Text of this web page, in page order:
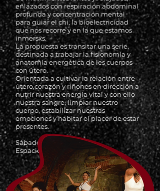
enlazados con respiración abdominal
profunda y concentración mental
para guiar el chi, la bioelectricidad
que nos recorre y en la que estamos
inmersxs.
La propuesta es transitar una serie,
destinada a trabajar la fisionomía y
anatomía energética de les cuerpos
con útero.
Orientada a cultivar la relación entre
útero,corazón y riñones en dirección a
nutrir nuestra energía vital y con ello
nuestra sangre, limpiar nuestro
cuerpo, estabilizar nuestras
emociones y habitar el placer de estar
presentes.
Sábado de 16 a 18hrs
Espacio Publico